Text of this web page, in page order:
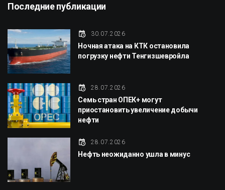
Последние публикации
30.07.2026
Ночная атака на КТК остановила
погрузку нефти Тенгизшевройла
28.07.2026
Семь стран ОПЕК+ могут
приостановить увеличение добычи
нефти
28.07.2026
Нефть неожиданно ушла в минус